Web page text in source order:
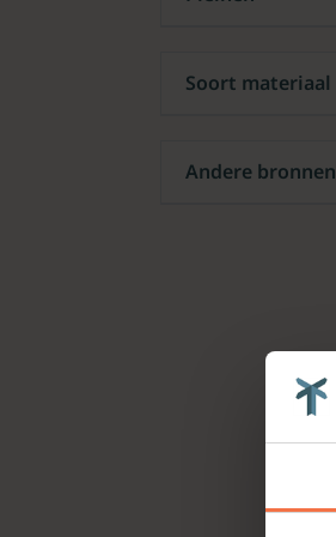
Soort materiaal
Andere bronnen